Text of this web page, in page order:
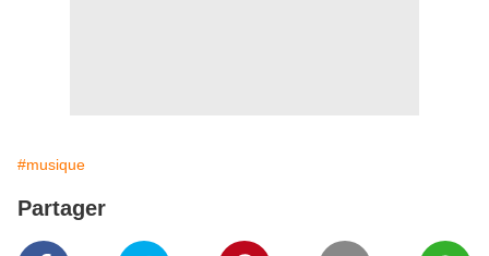
#musique
Partager